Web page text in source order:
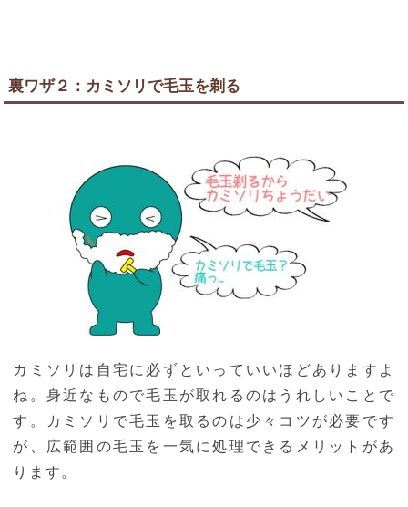
裏ワザ２：カミソリで毛玉を剃る
カミソリは自宅に必ずといっていいほどありますよ
ね。身近なもので毛玉が取れるのはうれしいことで
す。カミソリで毛玉を取るのは少々コツが必要です
が、広範囲の毛玉を一気に処理できるメリットがあ
ります。